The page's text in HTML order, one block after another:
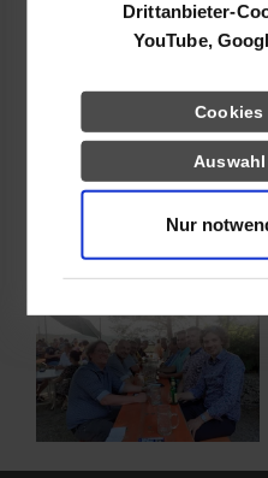
Drittanbieter-
YouTube,
Cookies
Nur
hat. Wir freuen uns auf
Austausch mit unseren Alumni!
Bildergalerie
Show larger version for:
Show larger version for: